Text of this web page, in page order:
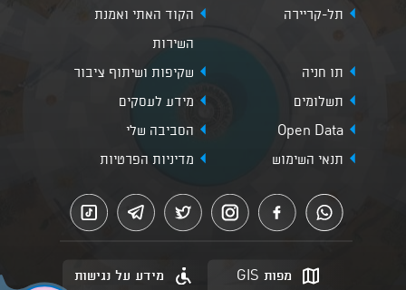
תל-קריירה
הקוד האתי ואמנת
השירות
תו חניה
שקיפות ושיתוף ציבור
תשלומים
מידע לעסקים
Open Data
הסביבה שלי
תנאי השימוש
מדיניות הפרטיות
מפות GIS מידע על נגישות